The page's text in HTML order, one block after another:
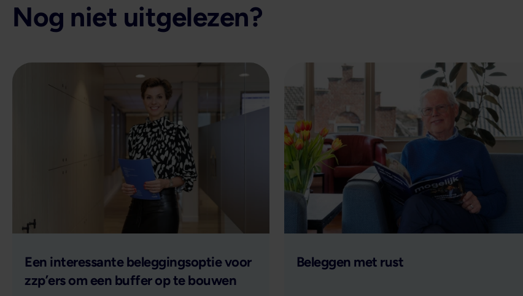
Nog niet uitgelezen?
Lees verder
Een interessante beleggingsoptie voor
zzp’ers om een buffer op te bouwen
Lees verder
Beleggen met rust